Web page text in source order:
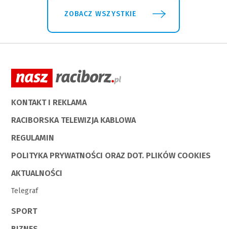
ZOBACZ WSZYSTKIE
KONTAKT I REKLAMA
RACIBORSKA TELEWIZJA KABLOWA
REGULAMIN
POLITYKA PRYWATNOŚCI ORAZ DOT. PLIKÓW COOKIES
AKTUALNOŚCI
Telegraf
SPORT